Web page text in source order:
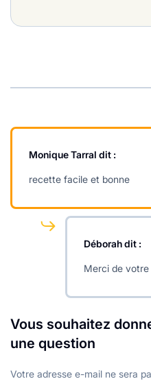
Monique Tarral dit :
recette facile et bonne
Déborahdit :
Merci de
Vous souhaitez
une question
Votre adresse e-mail ne sera